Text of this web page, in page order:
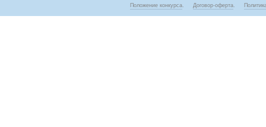
Положение конкурса. Договор-оферта.